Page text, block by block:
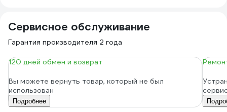
Сервисное обслуживание
Гарантия производителя 2 года
120 дней обмен и возврат
Вы можете вернуть товар, который не был
использован
Подробнее